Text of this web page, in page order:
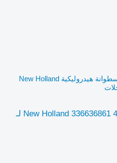
أسطوانة هيدروليكية New Holland
أسطوانة هيدروليكية New Holland 336636861 47582878 لـ